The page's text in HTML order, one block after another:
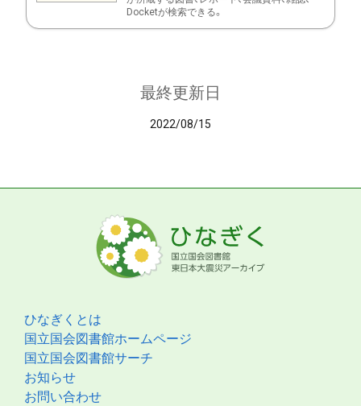
Docketが検索できる。
最終更新日
2022/08/15
ひなぎくとは
国立国会図書館ホームページ
国立国会図書館サーチ
お知らせ
お問い合わせ